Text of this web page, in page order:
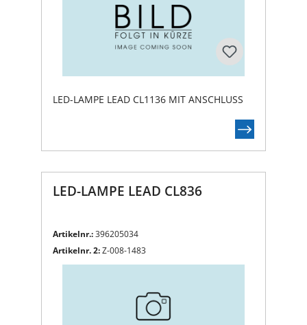
LED-LAMPE LEAD CL1136 MIT ANSCHLUSS
LED-LAMPE LEAD CL836
Artikelnr.:396205034
Artikelnr. 2:Z-008-1483